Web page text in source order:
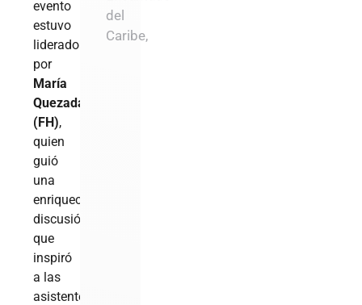
evento
estuvo
liderado
por
María
Quezada
(FH),
quien
guió
una
enriquecedora
discusión
que
inspiró
a las
asistentes
del
Caribe,